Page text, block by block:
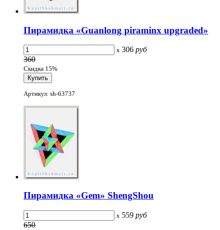
Пирамидка «Guanlong piraminx upgraded»
x 306 руб
360
Скидка 15%
Артикул: sh-63737
Пирамидка «Gem» ShengShou
x 559 руб
650